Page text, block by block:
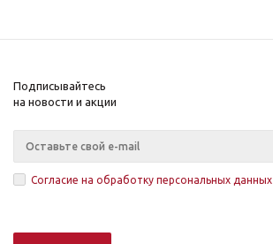
Подписывайтесь
на новости и акции
Согласие на обработку персональных данных